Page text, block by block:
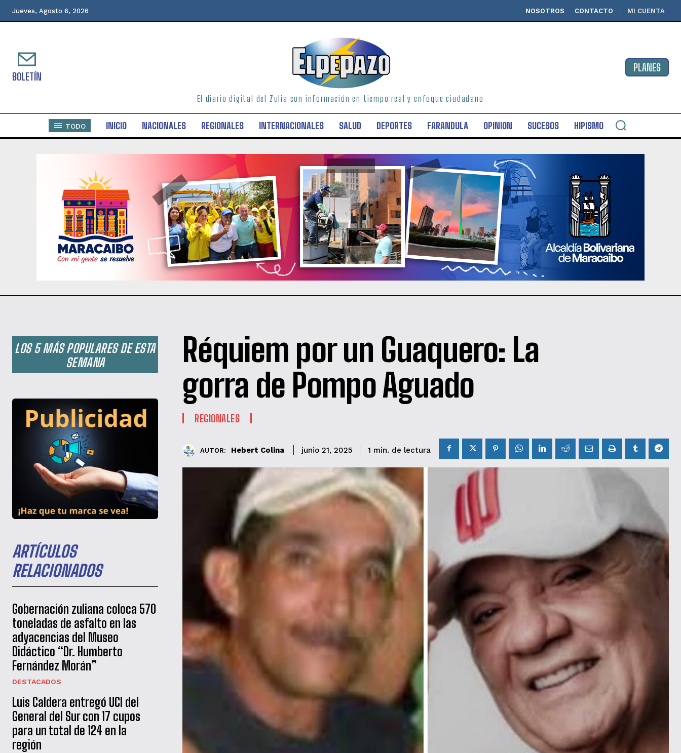
Jueves, Agosto 6, 2026 NOSOTROS CONTACTO MI CUENTA
BOLETÍN
El diario digital del Zulia con información en tiempo real y enfoque ciudadano
PLANES
TODO INICIO NACIONALES REGIONALES INTERNACIONALES SALUD DEPORTES FARANDULA OPINION SUCESOS HIPISMO
LOS 5 MÁS POPULARES DE ESTA
SEMANA
ARTÍCULOS
RELACIONADOS
Gobernación zuliana coloca 570
toneladas de asfalto en las
adyacencias del Museo
Didáctico “Dr. Humberto
Fernández Morán”
DESTACADOS
Luis Caldera entregó UCI del
General del Sur con 17 cupos
para un total de 124 en la
región
Réquiem por un Guaquero: La
gorra de Pompo Aguado
REGIONALES
AUTOR: Hebert Colina junio 21, 2025 1 min. de lectura